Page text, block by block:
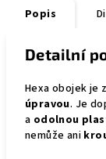
Popis
Detailní
Hexa obojek je z
úpravou. Je
a odolnou
nemůže ani